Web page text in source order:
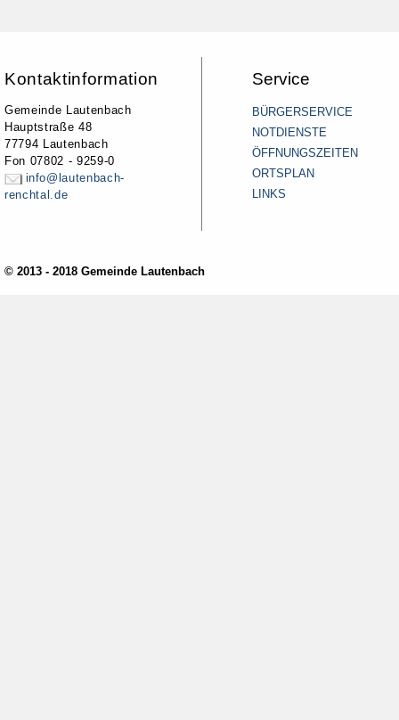
Kontaktinformation
Gemeinde Lautenbach
Hauptstraße 48
77794 Lautenbach
Fon 07802 - 9259-0
info@lautenbach-
renchtal.de
Service
BÜRGERSERVICE
NOTDIENSTE
ÖFFNUNGSZEITEN
ORTSPLAN
LINKS
© 2013 - 2018 Gemeinde Lautenbach